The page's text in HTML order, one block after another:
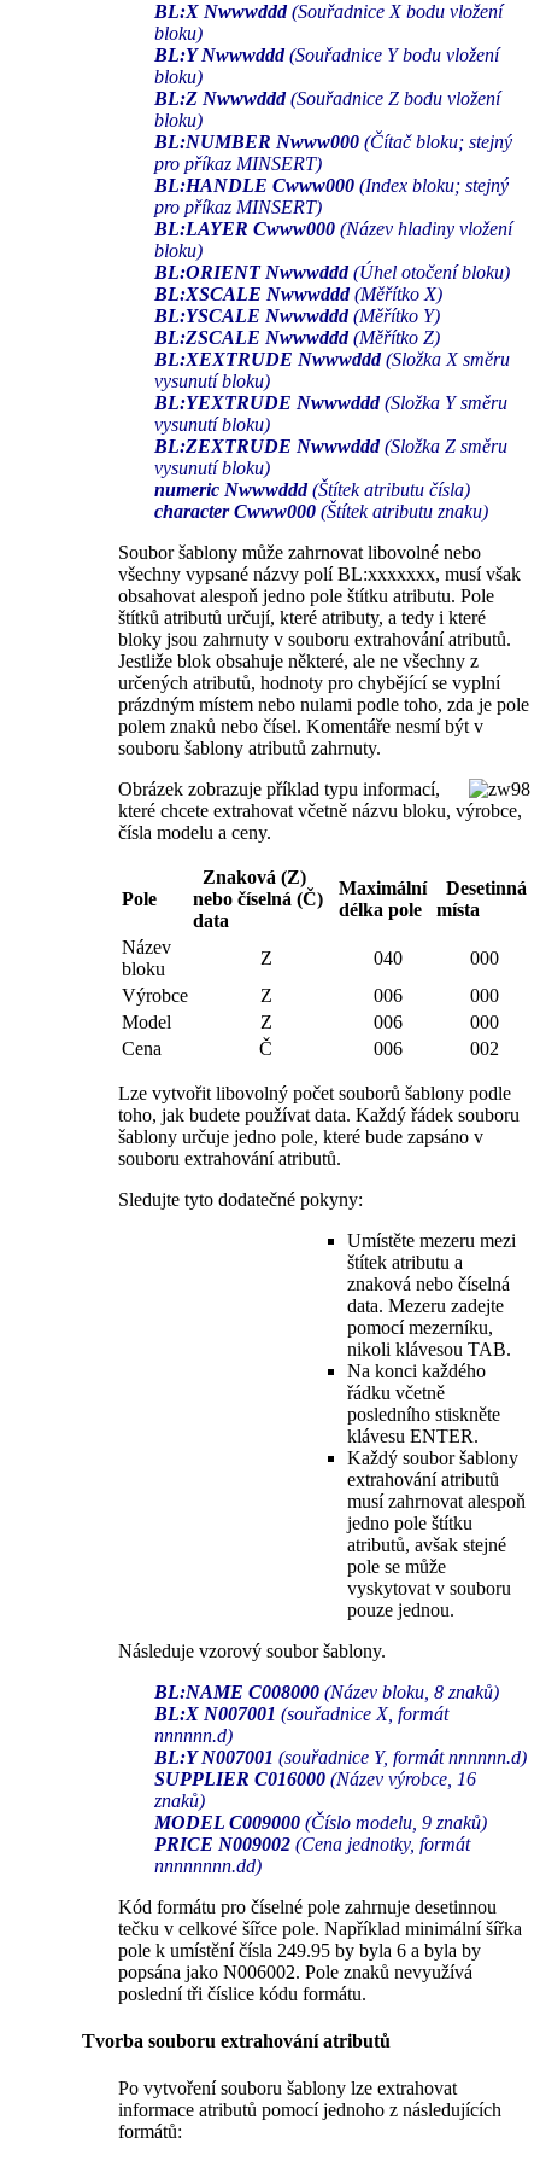
BL:X Nwwwddd(Souřadnice X bodu vložení
bloku)
BL:Y Nwwwddd(Souřadnice Y bodu vložení
bloku)
BL:Z Nwwwddd(Souřadnice Z bodu vložení
bloku)
BL:NUMBER Nwww000 (Čítač bloku; stejný
pro příkaz MINSERT)
BL:HANDLE Cwww000 (Index bloku; stejný
pro příkaz MINSERT)
BL:LAYER Cwww000 (Název hladiny vložení
bloku)
BL:ORIENT Nwwwddd(Úhel otočení bloku)
BL:XSCALE Nwwwddd(Měřítko X)
BL:YSCALE Nwwwddd(Měřítko Y)
BL:ZSCALE Nwwwddd(Měřítko Z)
BL:XEXTRUDE Nwwwddd(Složka X směru
vysunutí bloku)
BL:YEXTRUDE Nwwwddd(Složka Y směru
vysunutí bloku)
BL:ZEXTRUDE Nwwwddd(Složka Z směru
vysunutí bloku)
numeric Nwwwddd(Štítek atributu čísla)
character Cwww000 (Štítek atributu znaku)
Soubor šablony může zahrnovat libovolné nebo
všechny vypsané názvy polí BL:xxxxxxx, musí však
obsahovat alespoň jedno pole štítku atributu. Pole
štítků atributů určují, které atributy, a tedy i které
bloky jsou zahrnuty v souboru extrahování atributů.
Jestliže blok obsahuje některé, ale ne všechny z
určených atributů, hodnoty pro chybějící se vyplní
prázdným místem nebo nulami podle toho, zda je pole
polem znaků nebo čísel. Komentáře nesmí být v
souboru šablony atributů zahrnuty.
Obrázek zobrazuje příklad typu informací,
které chcete extrahovat včetně názvu bloku, výrobce,
čísla modelu a ceny.
Pole
Znaková (Z)
nebo číselná (Č)
data
Maximální
délka pole
Desetinná
místa
Název
bloku
Z 040
000
Výrobce
Z 006
000
Model
Z 006
000
Cena
Č 006 002
Lze vytvořit libovolný počet souborů šablony podle
toho, jak budete používat data. Každý řádek souboru
šablony určuje jedno pole, které bude zapsáno v
souboru extrahování atributů.
Sledujte tyto dodatečné pokyny:
Umístěte mezeru mezi
štítek atributu a
znaková nebo číselná
data. Mezeru zadejte
pomocí mezerníku,
nikoli klávesou TAB.
Na konci každého
řádku včetně
posledního stiskněte
klávesu ENTER.
Každý soubor šablony
extrahování atributů
musí zahrnovat alespoň
jedno pole štítku
atributů, avšak stejné
pole se může
vyskytovat v souboru
pouze jednou.
Následuje vzorový soubor šablony.
BL:NAME C008000 (Název bloku, 8 znaků)
BL:X N007001 (souřadnice X, formát
nnnnnn.d)
BL:Y N007001 (souřadnice Y, formát nnnnnn.d)
SUPPLIER C016000 (Název výrobce, 16
znaků)
MODEL C009000 (Číslo modelu, 9 znaků)
PRICE N009002 (Cena jednotky, formát
nnnnnnnn.dd)
Kód formátu pro číselné pole zahrnuje desetinnou
tečku v celkové šířce pole. Například minimální šířka
pole k umístění čísla 249.95 by byla 6 a byla by
popsána jako N006002. Pole znaků nevyužívá
poslední tři číslice kódu formátu.
Tvorba souboru extrahování atributů
Po vytvoření souboru šablony lze extrahovat
informace atributů pomocí jednoho z následujících
formátů: